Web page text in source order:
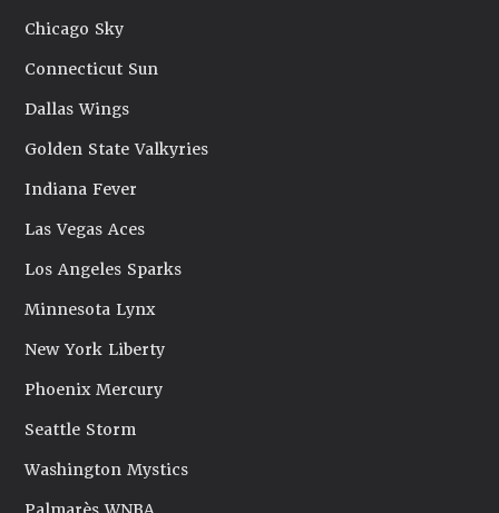
Chicago Sky
Connecticut Sun
Dallas Wings
Golden State Valkyries
Indiana Fever
Las Vegas Aces
Los Angeles Sparks
Minnesota Lynx
New York Liberty
Phoenix Mercury
Seattle Storm
Washington Mystics